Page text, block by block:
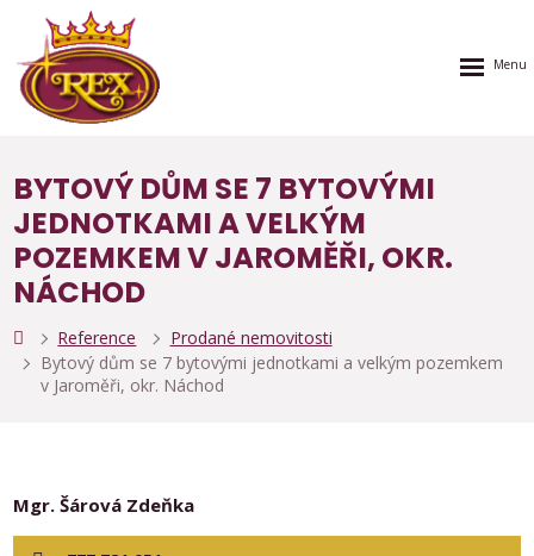
BYTOVÝ DŮM SE 7 BYTOVÝMI
JEDNOTKAMI A VELKÝM
POZEMKEM V JAROMĚŘI, OKR.
NÁCHOD
Reference
Prodané nemovitosti
Bytový dům se 7 bytovými jednotkami a velkým pozemkem
v Jaroměři, okr. Náchod
Mgr. Šárová Zdeňka